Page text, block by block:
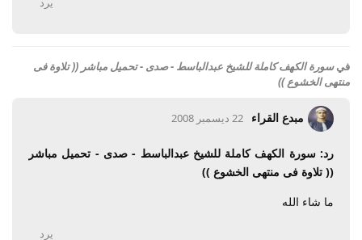
فيسورة الكهف كاملة للشيخ عبدالباسط - صدى - تحميل مباشر (( تلاوة فى
منتهى الخشوع ))
مبدع القراء 22 ديسمبر 2008
رد: سورة الكهف كاملة للشيخ عبدالباسط - صدى - تحميل مباشر
(( تلاوة فى منتهى الخشوع ))
ما شاء الله
يرد